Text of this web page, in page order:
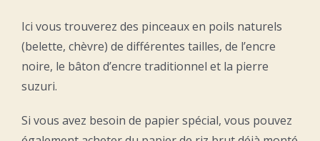
Ici vous trouverez des pinceaux en poils naturels
(belette, chèvre) de différentes tailles, de l’encre
noire, le bâton d’encre traditionnel et la pierre
suzuri.
Si vous avez besoin de papier spécial, vous pouvez